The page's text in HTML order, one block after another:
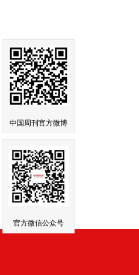
中国周刊官方微博
官方微信公众号